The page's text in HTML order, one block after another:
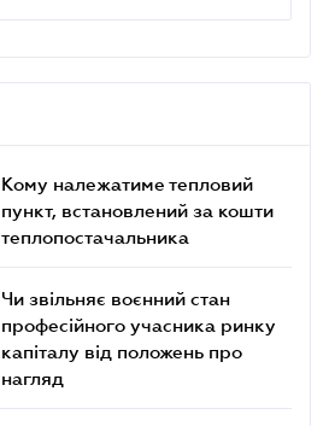
Кому належатиме тепловий
пункт, встановлений за кошти
теплопостачальника
Чи звільняє воєнний стан
професійного учасника ринку
капіталу від положень про
нагляд